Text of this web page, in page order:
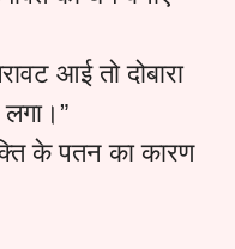
आई तो दोबारा
के पतन का कारण